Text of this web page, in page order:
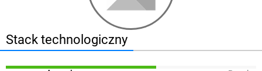
Stack technologiczny